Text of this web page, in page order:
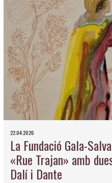
22.04.2026
La Fundació Gala-
«Rue Trajan» amb
Dalí i Dante